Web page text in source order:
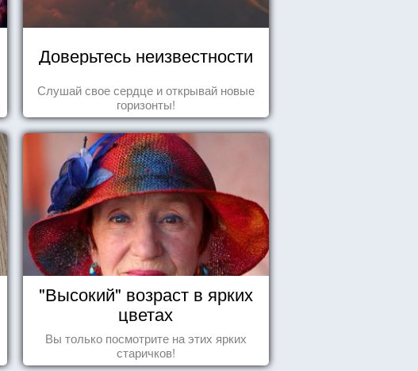
Доверьтесь неизвестности
Слушай свое сердце и открывай новые
горизонты!
"Высокий" возраст в ярких
цветах
Вы только посмотрите на этих ярких
старичков!